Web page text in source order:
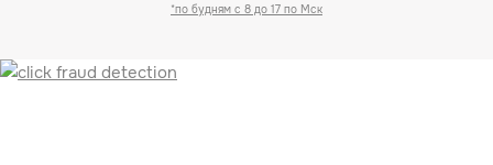
*по будням с 8 до 17 по Мск